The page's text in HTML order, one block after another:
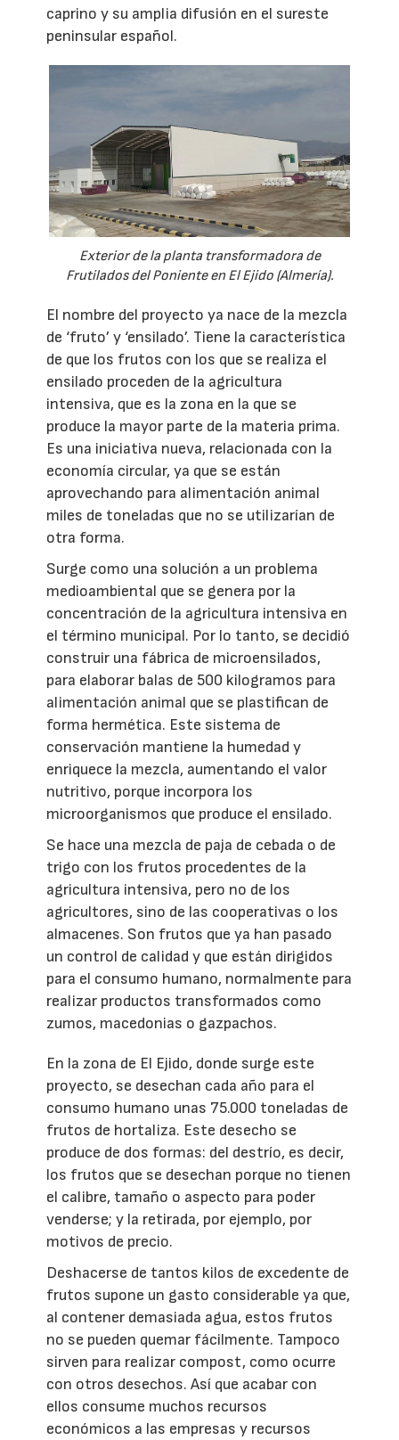
caprino y su amplia difusión en el sureste
peninsular español.
Exterior de la planta transformadora de
Frutilados del Poniente en El Ejido (Almería).
El nombre del proyecto ya nace de la mezcla
de ‘fruto’ y ‘ensilado’. Tiene la característica
de que los frutos con los que se realiza el
ensilado proceden de la agricultura
intensiva, que es la zona en la que se
produce la mayor parte de la materia prima.
Es una iniciativa nueva, relacionada con la
economía circular, ya que se están
aprovechando para alimentación animal
miles de toneladas que no se utilizarían de
otra forma.
Surge como una solución a un problema
medioambiental que se genera por la
concentración de la agricultura intensiva en
el término municipal. Por lo tanto, se decidió
construir una fábrica de microensilados,
para elaborar balas de 500 kilogramos para
alimentación animal que se plastifican de
forma hermética. Este sistema de
conservación mantiene la humedad y
enriquece la mezcla, aumentando el valor
nutritivo, porque incorpora los
microorganismos que produce el ensilado.
Se hace una mezcla de paja de cebada o de
trigo con los frutos procedentes de la
agricultura intensiva, pero no de los
agricultores, sino de las cooperativas o los
almacenes. Son frutos que ya han pasado
un control de calidad y que están dirigidos
para el consumo humano, normalmente para
realizar productos transformados como
zumos, macedonias o gazpachos.
En la zona de El Ejido, donde surge este
proyecto, se desechan cada año para el
consumo humano unas 75.000 toneladas de
frutos de hortaliza. Este desecho se
produce de dos formas: del destrío, es decir,
los frutos que se desechan porque no tienen
el calibre, tamaño o aspecto para poder
venderse; y la retirada, por ejemplo, por
motivos de precio.
Deshacerse de tantos kilos de excedente de
frutos supone un gasto considerable ya que,
al contener demasiada agua, estos frutos
no se pueden quemar fácilmente. Tampoco
sirven para realizar compost, como ocurre
con otros desechos. Así que acabar con
ellos consume muchos recursos
económicos a las empresas y recursos